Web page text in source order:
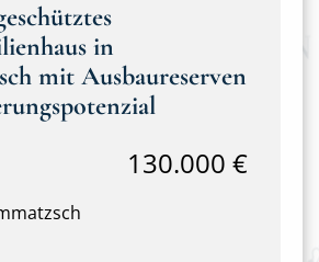
in
mit Ausbaureserven
130.000 €